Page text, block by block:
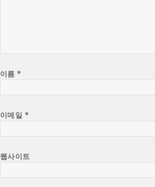
이름*
이메일 *
웹사이트